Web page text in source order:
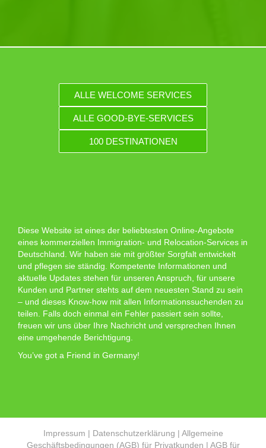
ALLE WELCOME SERVICES
ALLE GOOD-BYE-SERVICES
100 DESTINATIONEN
Diese Website ist eines der beliebtesten Online-Angebote
eines kommerziellen Immigration- und Relocation-Services in
Deutschland. Wir haben sie mit größter Sorgfalt entwickelt
und pflegen sie ständig. Kompetente Informationen und
aktuelle Updates stehen für unseren Anspruch, für unsere
Kunden und Partner stehts auf dem neuesten Stand zu sein
– und dieses Know-how mit allen Informationssuchenden zu
teilen. Falls doch einmal ein Fehler passiert sein sollte,
freuen wir uns über Ihre Nachricht und versprechen Ihnen
eine umgehende Berichtigung.
You’ve got a Friend in Germany!
Impressum | Datenschutzerklärung | Allgemeine
Geschäftsbedingungen (AGB) für Privatkunden | AGB für